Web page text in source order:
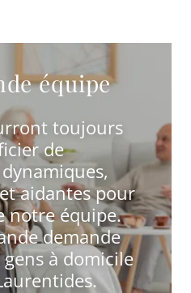
équipe
toujours
de
aidantes pour
notre équipe.
demande
à domicile